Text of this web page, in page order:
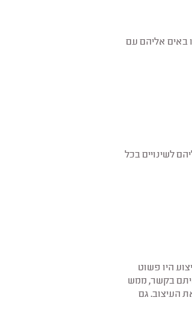
באים אליהם עם
לשינויים בכל
היו פשוט
בקשר, ממש
העיצוב. גם